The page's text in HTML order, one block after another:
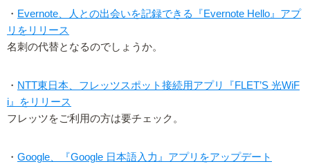
・ Evernote、人との出会いを記録できる『Evernote Hello』アプ
リをリリース
名刺の代替となるのでしょうか。
・ NTT東日本、フレッツスポット接続用アプリ『FLET’S 光WiF
i』をリリース
フレッツをご利用の方は要チェック。
・ Google、『Google 日本語入力』アプリをアップデート